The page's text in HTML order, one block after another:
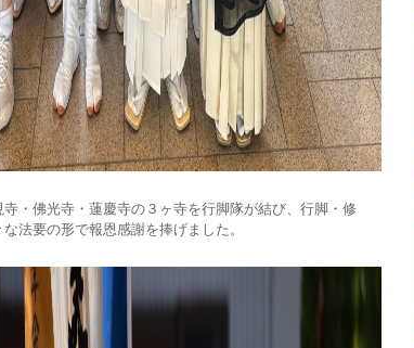
・佛光寺・蓮慶寺の３ヶ寺を行脚隊が結び、行脚・修
法要の形で報恩感謝を捧げました。